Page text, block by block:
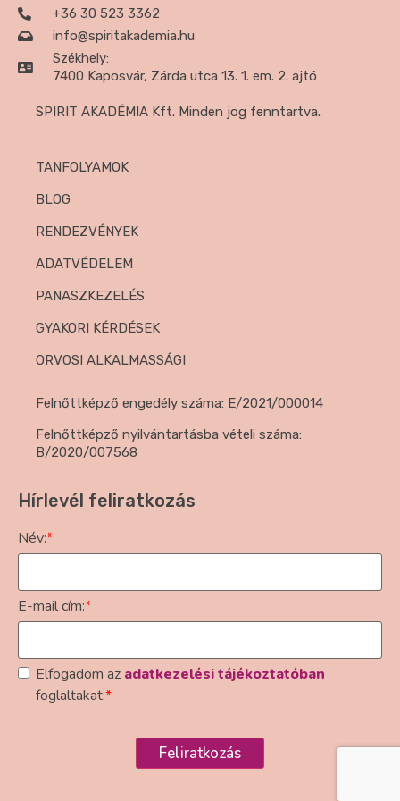
+36 30 523 3362
info@spiritakademia.hu
Székhely:
7400 Kaposvár, Zárda utca 13. 1. em. 2. ajtó
SPIRIT AKADÉMIA Kft. Minden jog fenntartva.
TANFOLYAMOK
BLOG
RENDEZVÉNYEK
ADATVÉDELEM
PANASZKEZELÉS
GYAKORI KÉRDÉSEK
ORVOSI ALKALMASSÁGI
Felnőttképző engedély száma: E/2021/000014
Felnőttképző nyilvántartásba vételi száma:
B/2020/007568
Hírlevél feliratkozás
Név:*
E-mail cím:*
Elfogadom az adatkezelési tájékoztatóban
foglaltakat:*